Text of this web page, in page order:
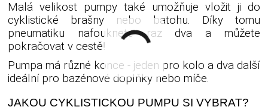
Malá velikost pumpy také umožňuje vložit ji do
cyklistické brašny nebo batohu. Díky tomu
pneumatiku nafouknete raz dva a můžete
pokračovat v cestě!
Pumpa má různé konce - jeden pro kolo a dva další
ideální pro bazénové doplňky nebo míče.
JAKOU CYKLISTICKOU PUMPU SI VYBRAT?